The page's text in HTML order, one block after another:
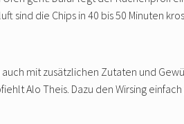
sind die Chips in 40 bis 50 Minuten
mit zusätzlichen Zutaten und
Alo Theis. Dazu den Wirsing